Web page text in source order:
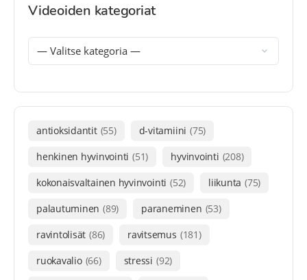
Videoiden kategoriat
antioksidantit (55) d-vitamiini (75)
henkinen hyvinvointi (51) hyvinvointi (208)
kokonaisvaltainen hyvinvointi (52) liikunta (75)
palautuminen (89) paraneminen (53)
ravintolisät (86) ravitsemus (181)
ruokavalio (66) stressi (92)